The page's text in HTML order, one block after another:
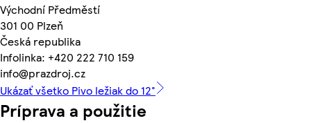
Východní Předměstí
301 00 Plzeň
Česká republika
Infolinka: +420 222 710 159
info@prazdroj.cz
Ukázať všetko Pivo ležiak do 12°
Príprava a použitie